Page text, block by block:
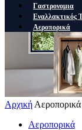
Γαστρονομια
Εναλλακτικός
Αεροπορικά
Αρχική Αεροπορικά
Αεροπορικά